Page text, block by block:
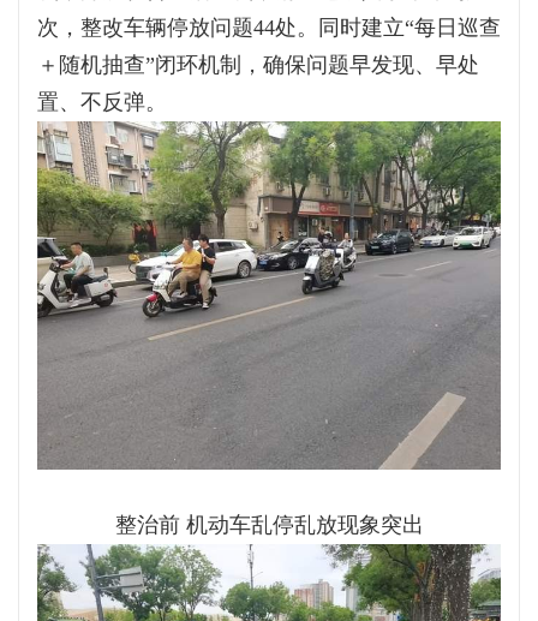
次，整改车辆停放问题44处。同时建立“每日巡查
＋随机抽查”闭环机制，确保问题早发现、早处
置、不反弹。
整治前 机动车乱停乱放现象突出